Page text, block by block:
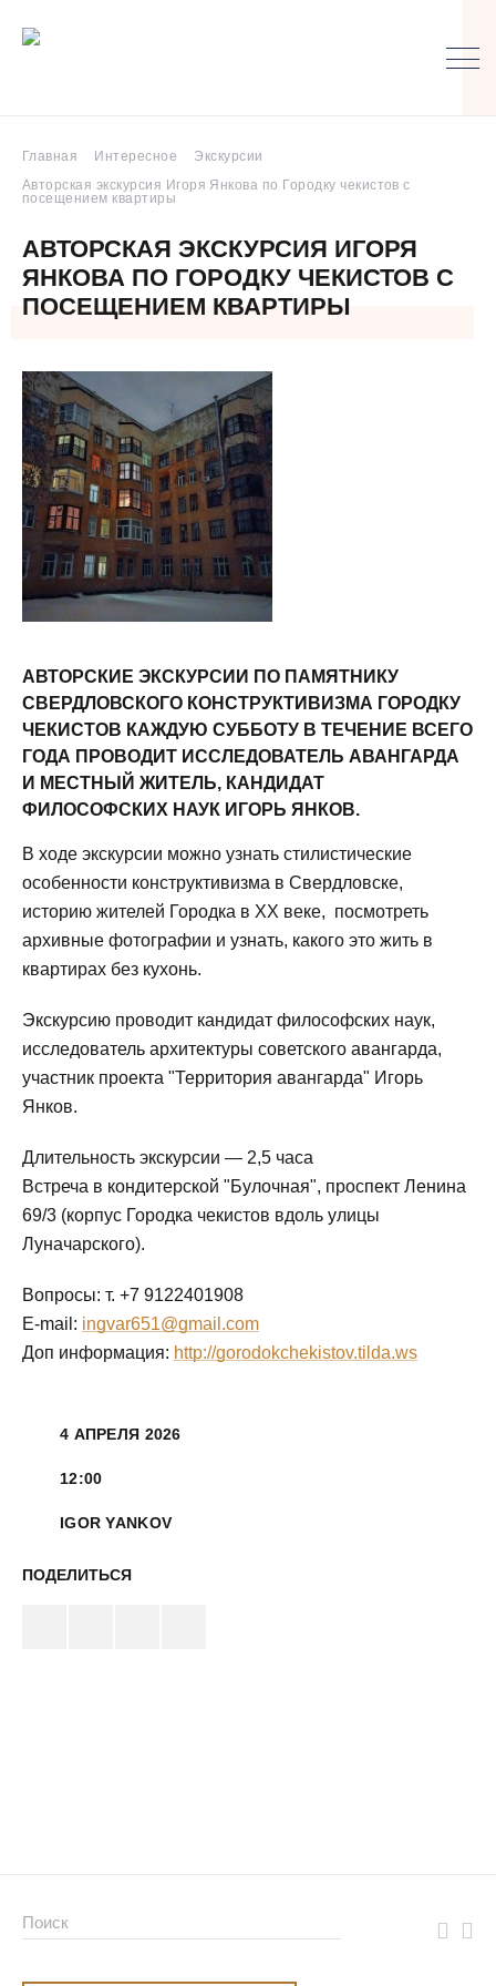
Главная Интересное
Экскурсии
Авторская экскурсия Игоря Янкова по Городку чекистов с
посещением квартиры
АВТОРСКАЯ ЭКСКУРСИЯ ИГОРЯ
ЯНКОВА ПО ГОРОДКУ ЧЕКИСТОВ С
ПОСЕЩЕНИЕМ КВАРТИРЫ
АВТОРСКИЕ ЭКСКУРСИИ ПО ПАМЯТНИКУ
СВЕРДЛОВСКОГО КОНСТРУКТИВИЗМА ГОРОДКУ
ЧЕКИСТОВ КАЖДУЮ СУББОТУ В ТЕЧЕНИЕ ВСЕГО
ГОДА ПРОВОДИТ ИССЛЕДОВАТЕЛЬ АВАНГАРДА
И МЕСТНЫЙ ЖИТЕЛЬ, КАНДИДАТ
ФИЛОСОФСКИХ НАУК ИГОРЬ ЯНКОВ.
В ходе экскурсии можно узнать стилистические
особенности конструктивизма в Свердловске,
историю жителей Городка в ХХ веке, посмотреть
архивные фотографии и узнать, какого это жить в
квартирах без кухонь.
Экскурсию проводит кандидат философских наук,
исследователь архитектуры советского авангарда,
участник проекта "Территория авангарда" Игорь
Янков.
Длительность экскурсии — 2,5 часа
Встреча в кондитерской "Булочная", проспект Ленина
69/3 (корпус Городка чекистов вдоль улицы
Луначарского).
Вопросы: т. +7 9122401908
E-mail: ingvar651@gmail.com
Доп информация: http://gorodokchekistov.tilda.ws
4 АПРЕЛЯ 2026
12:00
IGOR YANKOV
ПОДЕЛИТЬСЯ